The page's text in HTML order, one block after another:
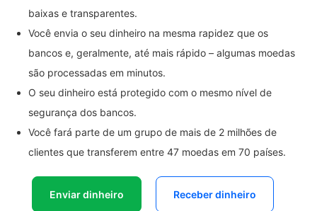
baixas e transparentes.
Você envia o seu dinheiro na mesma rapidez que os
bancos e, geralmente, até mais rápido – algumas moedas
são processadas em minutos.
O seu dinheiro está protegido com o mesmo nível de
segurança dos bancos.
Você fará parte de um grupo de mais de 2 milhões de
clientes que transferem entre 47 moedas em 70 países.
Enviar dinheiro Receber dinheiro